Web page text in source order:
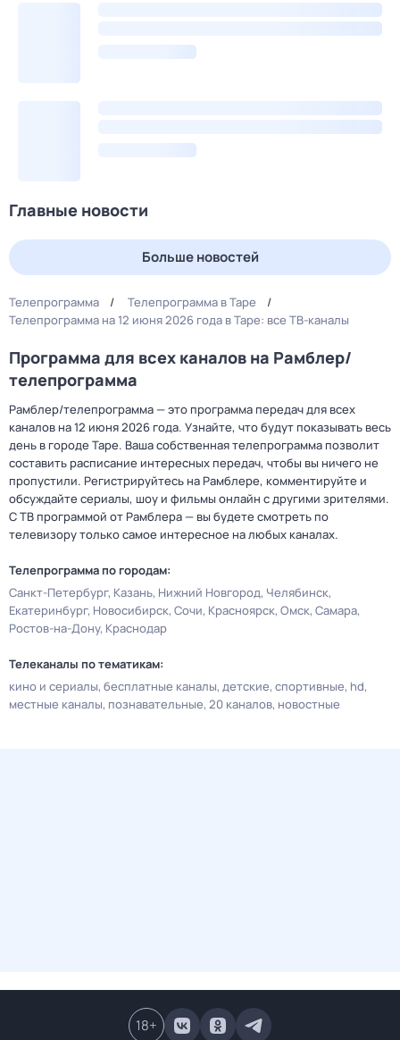
Главные новости
Больше новостей
Телепрограмма
Телепрограмма в Таре
Телепрограмма на 12 июня 2026 года в Таре: все ТВ-каналы
Программа для всех каналов на Рамблер/
телепрограмма
Рамблер/телепрограмма — это программа передач для всех
каналов на 12 июня 2026 года. Узнайте, что будут показывать весь
день в городе Таре. Ваша собственная телепрограмма позволит
составить расписание интересных передач, чтобы вы ничего не
пропустили. Регистрируйтесь на Рамблере, комментируйте и
обсуждайте сериалы, шоу и фильмы онлайн с другими зрителями.
С ТВ программой от Рамблера — вы будете смотреть по
телевизору только самое интересное на любых каналах.
Телепрограмма по городам:
Санкт-Петербург Казань Нижний Новгород Челябинск
Екатеринбург Новосибирск Сочи Красноярск Омск Самара
Ростов-на-Дону Краснодар
Телеканалы по тематикам:
кино и сериалы бесплатные каналы детские спортивные hd
местные каналы познавательные 20 каналов новостные
18+